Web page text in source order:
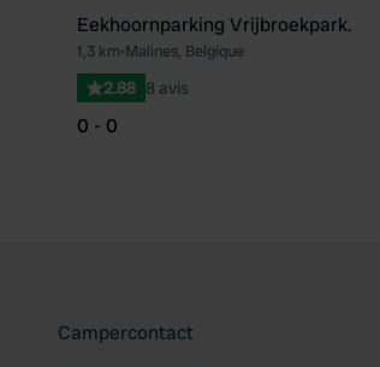
Eekhoornparking Vrijbroekpark.
1,3 km•Malines, Belgique
2.88 8 avis
0 - 0
Campercontact